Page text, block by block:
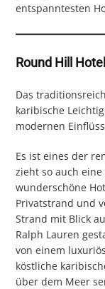
entspanntesten
Round Hill
Das
karibische
modernen
Es ist eines der
zieht so auch
wunderschöne
Privatstrand und
Strand mit Blick
Ralph Lauren
von einem
köstliche
über dem Meer